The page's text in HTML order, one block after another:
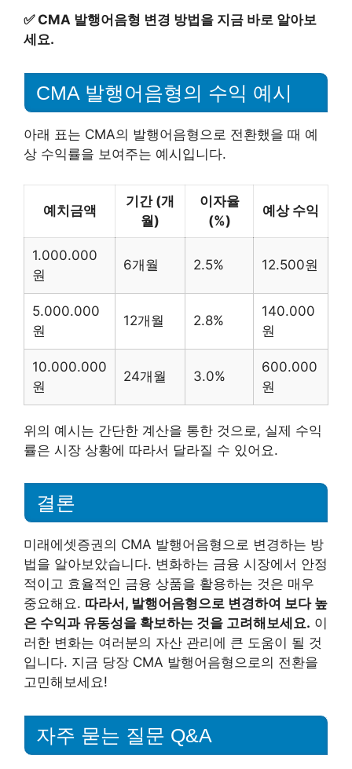
✅ CMA 발행어음형 변경 방법을 지금 바로 알아보
세요.
CMA 발행어음형의 수익 예시
아래 표는 CMA의 발행어음형으로 전환했을 때 예
상 수익률을 보여주는 예시입니다.
예치금액
기간 (개
월)
이자율
(%)
예상 수익
1.000.000
원
6개월 2.5% 12.500원
5.000.000
원
12개월 2.8%
140.000
원
10.000.000
원
24개월 3.0%
600.000
원
위의 예시는 간단한 계산을 통한 것으로, 실제 수익
률은 시장 상황에 따라서 달라질 수 있어요.
결론
미래에셋증권의 CMA 발행어음형으로 변경하는 방
법을 알아보았습니다. 변화하는 금융 시장에서 안정
적이고 효율적인 금융 상품을 활용하는 것은 매우
중요해요. 따라서, 발행어음형으로 변경하여 보다 높
은 수익과 유동성을 확보하는 것을 고려해보세요. 이
러한 변화는 여러분의 자산 관리에 큰 도움이 될 것
입니다. 지금 당장 CMA 발행어음형으로의 전환을
고민해보세요!
자주 묻는 질문 Q&A